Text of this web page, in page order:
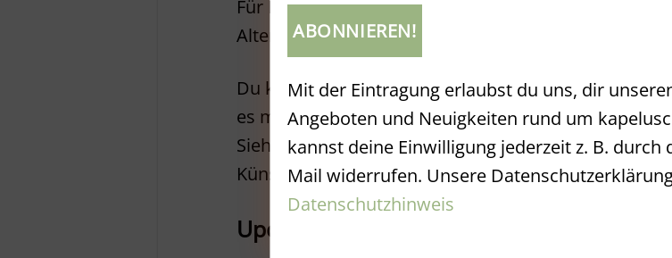
Für Kreative und Geduldige gibt es viele nachhaltige
Alternativen, Geschenke zu verpacken.
Du kannst ganz gewöhnliches Packpapier
es mit einem weißen Stift im Gingerbread-Stil
Sieht hübsch aus, oder? Und keine Angst. Du musst
Künstlerin sein.
Upcycling – aus Altem Neues machen
Mit der Eintragung erlaubst du uns, dir
Angeboten und Neuigkeiten rund um
kannst deine Einwilligung jederzeit z. B. durch
Mail widerrufen. Unsere
Datenschutzhinweis